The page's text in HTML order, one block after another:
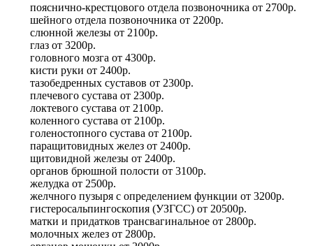
пояснично-крестцового отдела позвоночника от 2700р.
шейного отдела позвоночника от 2200р.
слюнной железы от 2100р.
глаз от 3200р.
головного мозга от 4300р.
кисти руки от 2400р.
тазобедренных суставов от 2300р.
плечевого сустава от 2300р.
локтевого сустава от 2100р.
коленного сустава от 2100р.
голеностопного сустава от 2100р.
паращитовидных желез от 2400р.
щитовидной железы от 2400р.
органов брюшной полости от 3100р.
желудка от 2500р.
желчного пузыря с определением функции от 3200р.
гистеросальпингоскопия (УЗГСС) от 20500р.
матки и придатков трансвагинальное от 2800р.
молочных желез от 2800р.